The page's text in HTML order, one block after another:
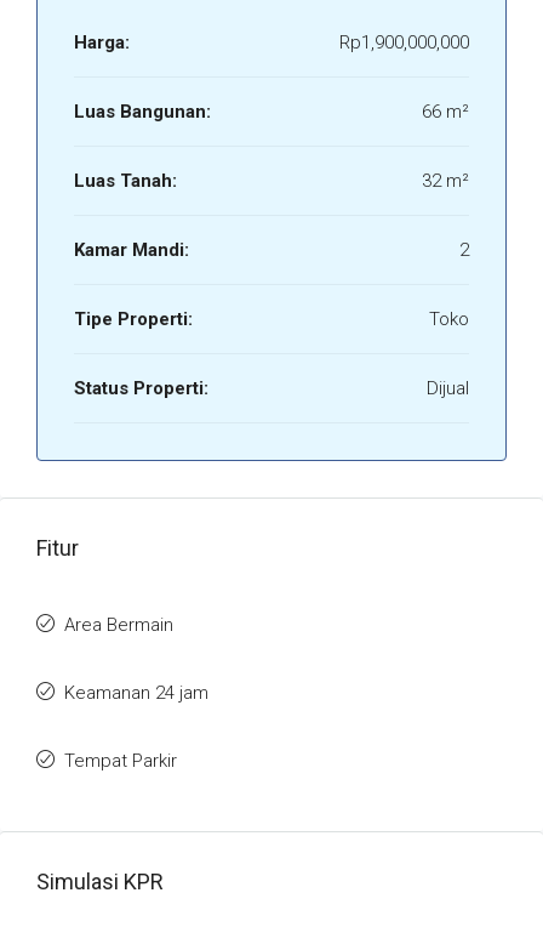
Harga: Rp1,900,000,000
Luas Bangunan: 66 m²
Luas Tanah: 32 m²
Kamar Mandi: 2
Tipe Properti: Toko
Status Properti: Dijual
Fitur
Area Bermain
Keamanan 24 jam
Tempat Parkir
Simulasi KPR